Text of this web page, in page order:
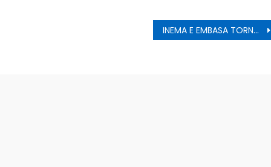
INEMA E EMBASA TORNAM-SE RÉUS DEVIDO A POLUIÇÃO NO RIO SÃO FRANCISCO